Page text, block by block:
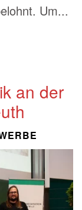
Um...
an der